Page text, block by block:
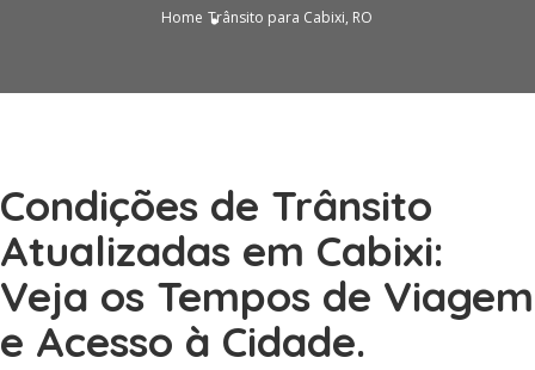
Home Trânsito para Cabixi, RO
Condições de Trânsito
Atualizadas em Cabixi:
Veja os Tempos de Viagem
e Acesso à Cidade.